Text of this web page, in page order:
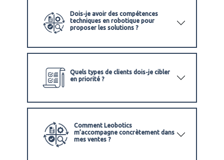
Dois-je avoir des compétences
techniques en robotique pour
proposer les solutions ?
Quels types de clients dois-je cibler
en priorité ?
Comment Leobotics
m’accompagne concrètement dans
mes ventes ?